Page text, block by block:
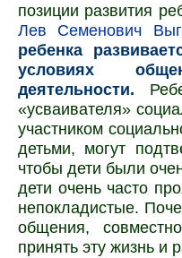
позиции развития
Лев Семенович
ребенка
условиях
деятельности.
«усваивателя»
участником
детьми, могут
чтобы дети были
дети очень часто
непокладистые.
общения,
принять эту жизнь и